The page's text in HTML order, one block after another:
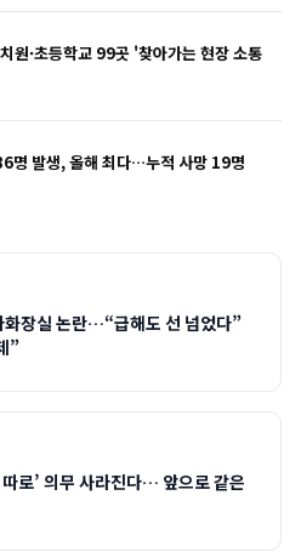
원·초등학교 99곳 '찾아가는 현장 소통
명 발생, 올해 최다…누적 사망 19명
화장실 논란…“급해도 선 넘었다”
”
로’ 의무 사라진다… 앞으로 같은